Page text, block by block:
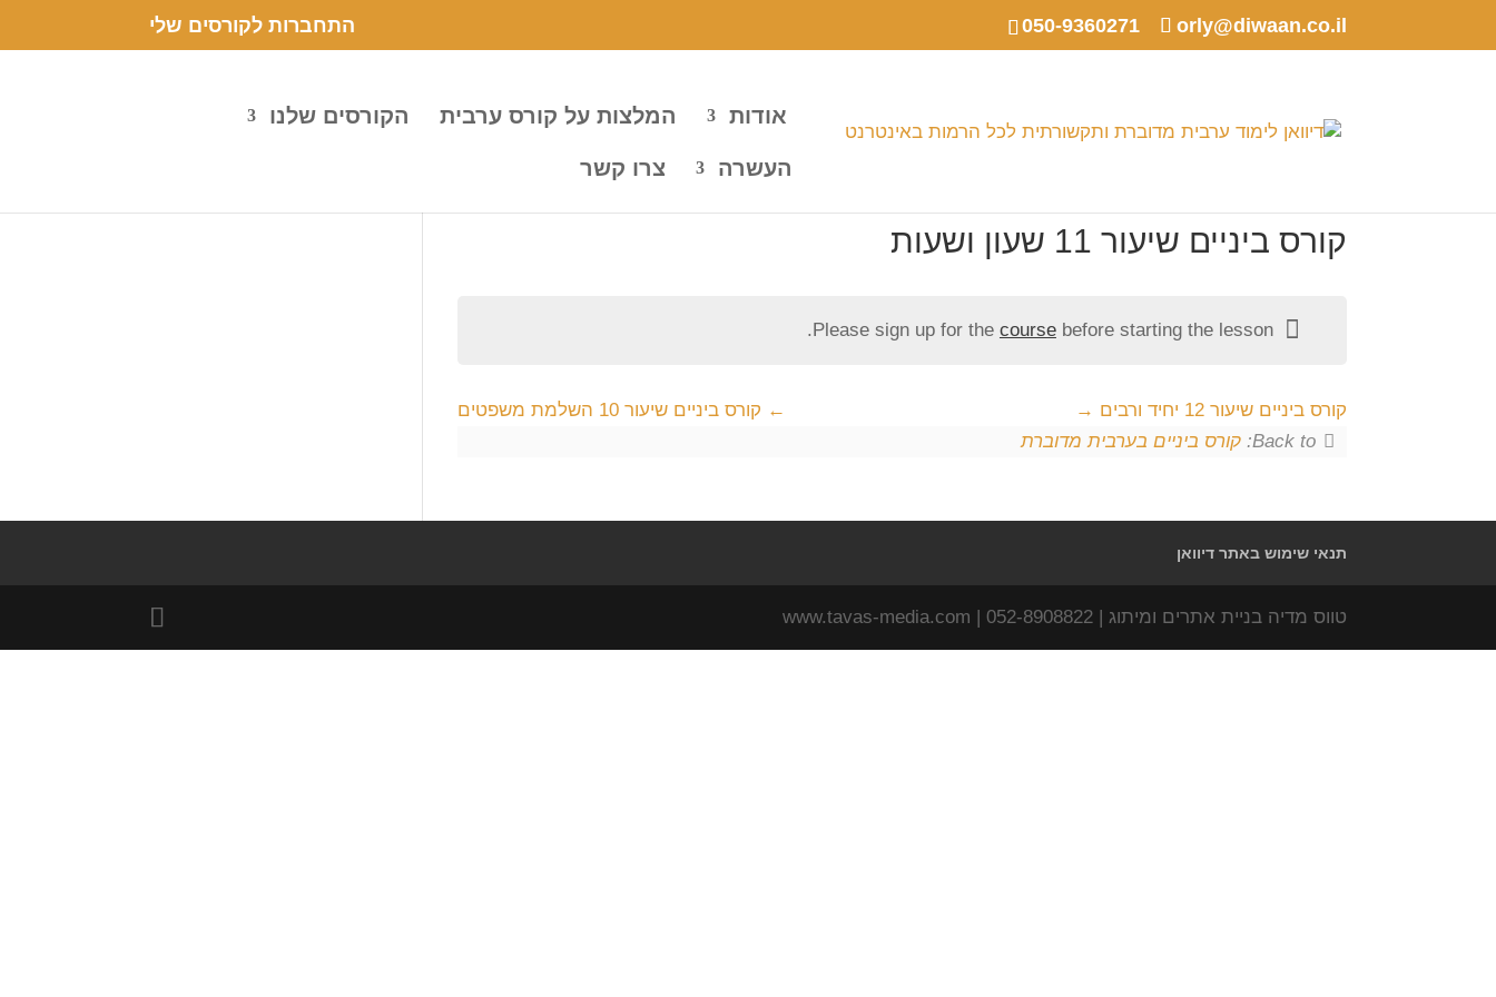
050-9360271 orly@diwaan.co.il התחברות לקורסים שלי
אודות המלצות על קורס ערבית הקורסים שלנו
העשרה צרו קשר
קורס ביניים שיעור 11 שעון ושעות
Please sign up for the coursebefore starting the lesson.
קורס ביניים שיעור 10 השלמת משפטים
קורס ביניים שיעור 12 יחיד ורבים
Back to: קורס ביניים בערבית מדוברת
תנאי שימוש באתר דיוואן
טווס מדיה בניית אתרים ומיתוג | www.tavas-media.com | 052-8908822